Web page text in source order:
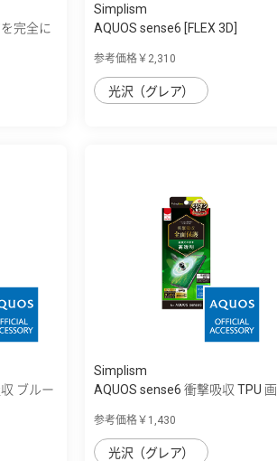
完全に
Simplism
AQUOS sense6 [FLEX 3D]
参考価格￥2,310
光沢（グレア）
ブルー
Simplism
AQUOS sense6 衝撃吸収 TPU 画
参考価格￥1,430
光沢（グレア）